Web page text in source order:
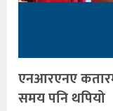
एनआरएनए
समय पनि थपियो